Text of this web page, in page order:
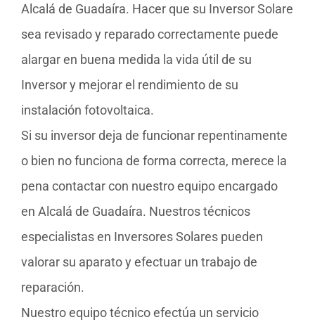
Alcalá de Guadaíra. Hacer que su Inversor Solare
sea revisado y reparado correctamente puede
alargar en buena medida la vida útil de su
Inversor y mejorar el rendimiento de su
instalación fotovoltaica.
Si su inversor deja de funcionar repentinamente
o bien no funciona de forma correcta, merece la
pena contactar con nuestro equipo encargado
en Alcalá de Guadaíra. Nuestros técnicos
especialistas en Inversores Solares pueden
valorar su aparato y efectuar un trabajo de
reparación.
Nuestro equipo técnico efectúa un servicio